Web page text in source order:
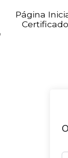
Página
Certificado